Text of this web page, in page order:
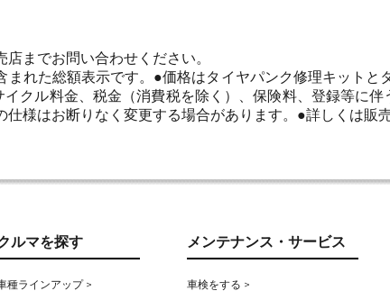
までお問い合わせください。
れた総額表示です。●価格はタイヤパンク修理キットと
クル料金、税金（消費税を除く）、保険料、登録等に
様はお断りなく変更する場合があります。●詳しくは販
ルマを探す
種ラインアップ >
メンテナンス・サービス
車検をする >